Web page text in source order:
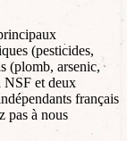
(pesticides,
(plomb, arsenic,
et deux
français
pas à nous